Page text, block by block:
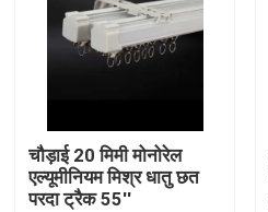
चौड़ाई 20 मिमी मोनोरेल
एल्यूमीनियम मिश्र धातु छत
परदा ट्रैक 55''